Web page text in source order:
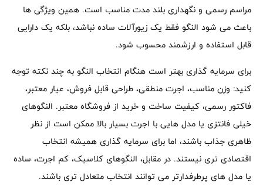
مراسم رسمی و نگهداری بلند مدت مناسب است. همین ویژگی ها
باعث می شود النگو فقط یک زیورآلات ساده نباشد، بلکه یک دارایی
قابل استفاده و ارزشمند محسوب شود.
برای سرمایه گذاری بهتر است هنگام انتخاب النگو به چند نکته توجه
کنید: وزن مناسب، اجرت منطقی، طراحی قابل فروش، عیار معتبر،
فاکتور رسمی، کیفیت ساخت و خرید از فروشگاه معتبر. النگوهای
خیلی فانتزی یا مدل هایی با اجرت بسیار بالا ممکن است از نظر
ظاهری جذاب باشند، اما برای سرمایه گذاری همیشه انتخاب
اقتصادی تری نیستند. در مقابل، النگوهای کلاسیک، کم اجرت، ساده
یا مدل های پرطرفدارتر می توانند انتخاب متعادل تری باشند.